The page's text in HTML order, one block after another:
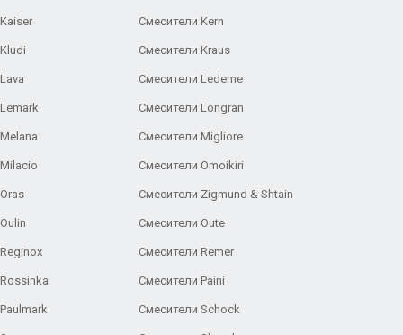
Смесители Kern
Смесители Kraus
Смесители Ledeme
Смесители Longran
Смесители Migliore
Смесители Omoikiri
Смесители Zigmund & Shtain
Смесители Oute
Смесители Remer
Смесители Paini
Смесители Schock